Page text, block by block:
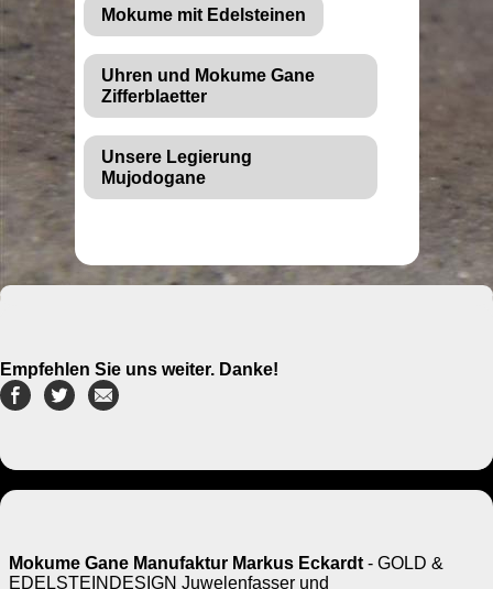
Mokume mit Edelsteinen
Uhren und Mokume Gane
Zifferblaetter
Unsere Legierung
Mujodogane
Empfehlen Sie uns weiter. Danke!
Mokume Gane Manufaktur Markus Eckardt - GOLD &
EDELSTEINDESIGN Juwelenfasser und